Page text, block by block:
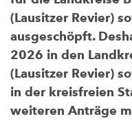
(Lausitzer Revier)
ausgeschöpft.
2026 in den
(Lausitzer Revier)
in der kreisfreien
weiteren Anträge